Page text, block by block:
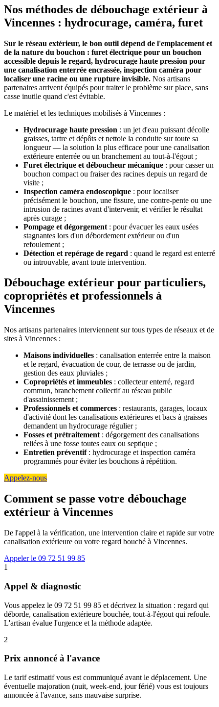
Nos méthodes de débouchage extérieur à
Vincennes : hydrocurage, caméra, furet
Sur le réseau extérieur, le bon outil dépend de l'emplacement et
de la nature du bouchon : furet électrique pour un bouchon
accessible depuis le regard, hydrocurage haute pression pour
une canalisation enterrée encrassée, inspection caméra pour
localiser une racine ou une rupture invisible. Nos artisans
partenaires arrivent équipés pour traiter le problème sur place, sans
casse inutile quand c'est évitable.
Le matériel et les techniques mobilisés à Vincennes :
Hydrocurage haute pression : un jet d'eau puissant décolle
graisses, tartre et dépôts et nettoie la conduite sur toute sa
longueur — la solution la plus efficace pour une canalisation
extérieure enterrée ou un branchement au tout-à-l'égout ;
Furet électrique et déboucheur mécanique : pour casser un
bouchon compact ou fraiser des racines depuis un regard de
visite ;
Inspection caméra endoscopique : pour localiser
précisément le bouchon, une fissure, une contre-pente ou une
intrusion de racines avant d'intervenir, et vérifier le résultat
après curage ;
Pompage et dégorgement : pour évacuer les eaux usées
stagnantes lors d'un débordement extérieur ou d'un
refoulement ;
Détection et repérage de regard : quand le regard est enterré
ou introuvable, avant toute intervention.
Débouchage extérieur pour particuliers,
copropriétés et professionnels à
Vincennes
Nos artisans partenaires interviennent sur tous types de réseaux et de
sites à Vincennes :
Maisons individuelles : canalisation enterrée entre la maison
et le regard, évacuation de cour, de terrasse ou de jardin,
gestion des eaux pluviales ;
Copropriétés et immeubles : collecteur enterré, regard
commun, branchement collectif au réseau public
d'assainissement ;
Professionnels et commerces : restaurants, garages, locaux
d'activité dont les canalisations extérieures et bacs à graisses
demandent un hydrocurage régulier ;
Fosses et prétraitement : dégorgement des canalisations
reliées à une fosse toutes eaux ou septique ;
Entretien préventif: hydrocurage et inspection caméra
programmés pour éviter les bouchons à répétition.
Appelez-nous
Comment se passe votre débouchage
extérieur à Vincennes
De l'appel à la vérification, une intervention claire et rapide sur votre
canalisation extérieure ou votre regard bouché à Vincennes.
Appeler le 09 72 51 99 85
1
Appel & diagnostic
Vous appelez le 09 72 51 99 85 et décrivez la situation : regard qui
déborde, canalisation extérieure bouchée, tout-à-l'égout qui refoule.
L'artisan évalue l'urgence et la méthode adaptée.
2
Prix annoncé à l'avance
Le tarif estimatif vous est communiqué avant le déplacement. Une
éventuelle majoration (nuit, week-end, jour férié) vous est toujours
annoncée à l'avance, sans mauvaise surprise.